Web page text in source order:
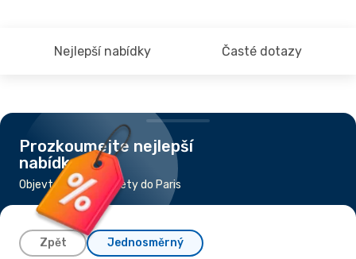
Nejlepší nabídky Časté dotazy
Prozkoumejte nejlepší
nabídky
Objevte nejlevnější lety do Paris
Zpět Jednosměrný